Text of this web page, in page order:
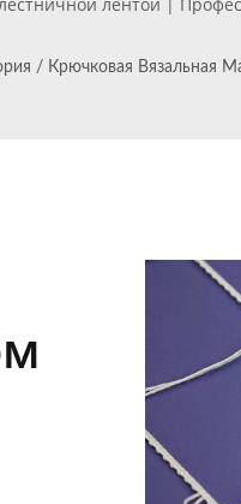
/ Крючковая Вязальная